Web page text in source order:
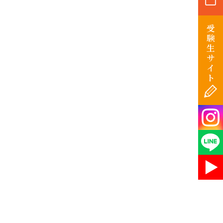
受
験
生
サ
イ
ト